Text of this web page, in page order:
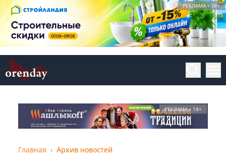
РЕКЛАМА • 18+
РЕКЛАМА • 18+
Главная Архив новостей